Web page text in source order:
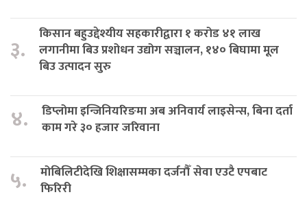
३.
किसान बहुउद्देश्यीय सहकारीद्वारा १ करोड ४१ लाख
लगानीमा बिउ प्रशोधन उद्योग सञ्चालन, १४० बिघामा मूल
बिउ उत्पादन सुरु
४.
डिप्लोमा इन्जिनियरिङमा अब अनिवार्य लाइसेन्स, बिना दर्ता
काम गरे ३० हजार जरिवाना
५.
मोबिलिटीदेखि शिक्षासम्मका दर्जनौँ सेवा एउटै एपबाट
फिरिरी